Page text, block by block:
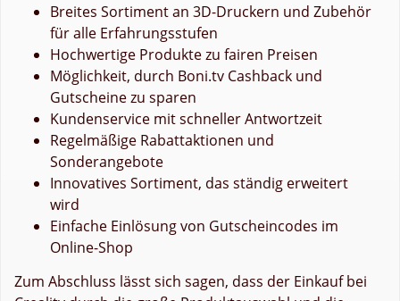
Breites Sortiment an 3D-Druckern und Zubehör
für alle Erfahrungsstufen
Hochwertige Produkte zu fairen Preisen
Möglichkeit, durch Boni.tv Cashback und
Gutscheine zu sparen
Kundenservice mit schneller Antwortzeit
Regelmäßige Rabattaktionen und
Sonderangebote
Innovatives Sortiment, das ständig erweitert
wird
Einfache Einlösung von Gutscheincodes im
Online-Shop
Zum Abschluss lässt sich sagen, dass der Einkauf bei